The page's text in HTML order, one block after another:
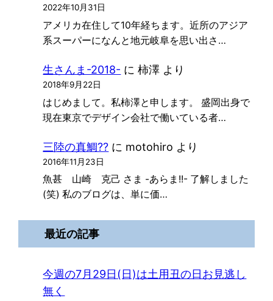
2022年10月31日
アメリカ在住して10年経ちます。近所のアジア
系スーパーになんと地元岐阜を思い出さ…
生さんま-2018- に柿澤 より
2018年9月22日
はじめまして。私柿澤と申します。 盛岡出身で
現在東京でデザイン会社で働いている者…
三陸の真鯛?? に motohiro より
2016年11月23日
魚甚 山崎 克己 さま -あらま!!- 了解しました
(笑) 私のブログは、単に価…
最近の記事
今週の7月29日(日)は土用丑の日お見逃し
無く